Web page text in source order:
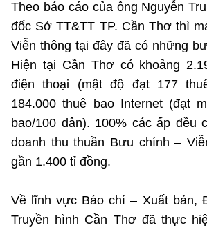
Chọn ngôn ngữ
BỘ KHOA HỌC VÀ CÔNG
MINISTRY OF SCIENCE AND
Điều khoản sử dụng Theo dõi MST:
Chịu trách nhiệm nội dung: Nguyễn Thị Hải
Giám đốc Trung tâm Truyền thông Khoa
Theo báo cáo của ông Nguyễn
đốc Sở TT&TT TP. Cần Thơ thì
Viễn thông tại đây đã có những
Hiện tại Cần Thơ có khoảng
điện thoại (mật độ đạt 177
184.000 thuê bao Internet (đạt
bao/100 dân). 100% các ấp đều
doanh thu thuần Bưu chính –
gần 1.400 tỉ đồng.
Về lĩnh vực Báo chí – Xuất bản,
Truyền hình Cần Thơ đã thực